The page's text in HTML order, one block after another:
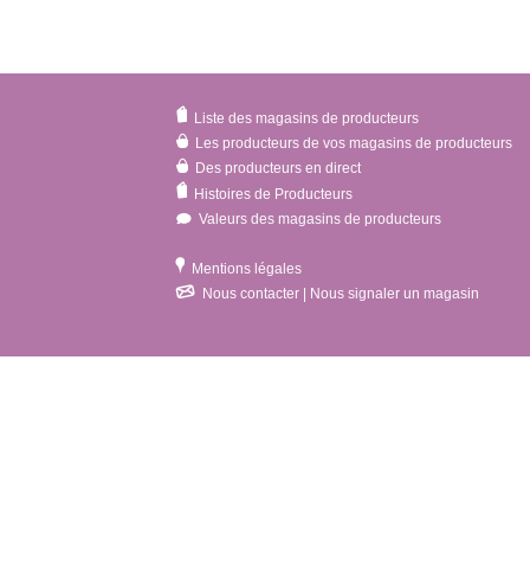
Liste des magasins de producteurs
Les producteurs de vos magasins de producteurs
Des producteurs en direct
Histoires de Producteurs
Valeurs des magasins de producteurs
Mentions légales
Nous contacter | Nous signaler un magasin